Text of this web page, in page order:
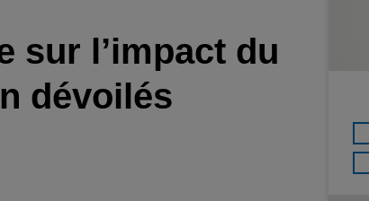
sur l’impact du
dévoilés